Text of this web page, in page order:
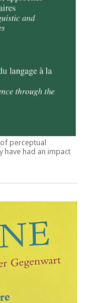
perceptual
have had an impact